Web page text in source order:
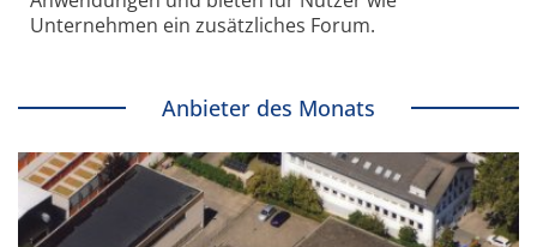
Unternehmen ein zusätzliches Forum.
Anbieter des Monats